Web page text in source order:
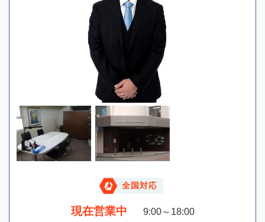
全国対応
現在営業中 9:00～18:00